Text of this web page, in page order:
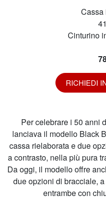
Cinturino
RICHIEDI
Per celebrare i 50 anni
lanciava il modello Black
cassa rielaborata e due
a contrasto, nella più pura
Da oggi, il modello offre
due opzioni di bracciale,
entrambe con